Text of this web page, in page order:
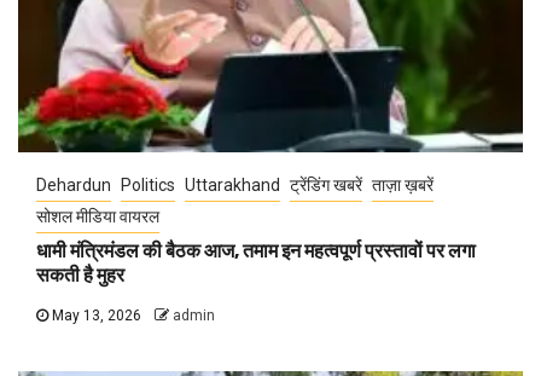
Dehardun Politics Uttarakhand ट्रेंडिंग खबरें ताज़ा ख़बरें
सोशल मीडिया वायरल
धामी मंत्रिमंडल की बैठक आज, तमाम इन महत्वपूर्ण प्रस्तावों पर लगा
सकती है मुहर
May 13, 2026 admin